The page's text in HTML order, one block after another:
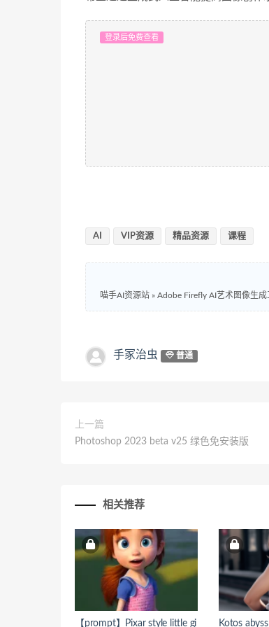
登录后免费查看
AI VIP资源 精品资源 课程
喵手AI资源站 » Adobe Firefly AI艺术图像生成
手冢治虫 普通
上一篇
Photoshop 2023 beta v25 绿色免安装版
相关推荐
【prompt】Pixar style little gi Kotos